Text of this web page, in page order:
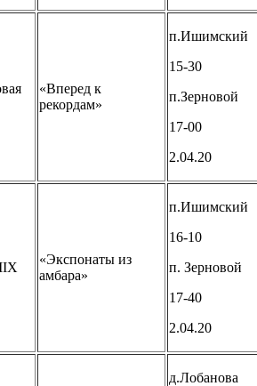
«Вперед к
рекордам»
п.Ишимский
15-30
п.Зерновой
17-00
2.04.20
«Экспонаты из
амбара»
п.Ишимский
16-10
п. Зерновой
17-40
2.04.20
д.Лобанова